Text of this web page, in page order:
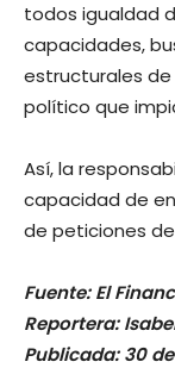
todos igualdad
capacidades,
estructurales
político que
Así, la
capacidad de
de peticiones
Fuente: El
Reportera:
Publicada: 30